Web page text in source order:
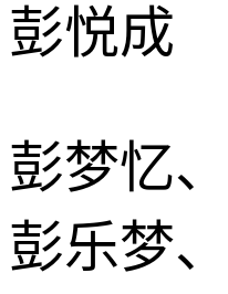
彭悦成
彭梦忆
彭乐梦